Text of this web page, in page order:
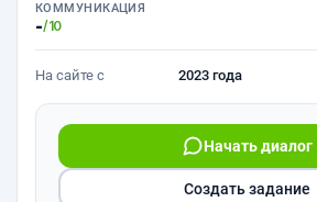
КОММУНИКАЦИЯ
-/10
На сайте с 2023 года
Начать диалог
Создать задание